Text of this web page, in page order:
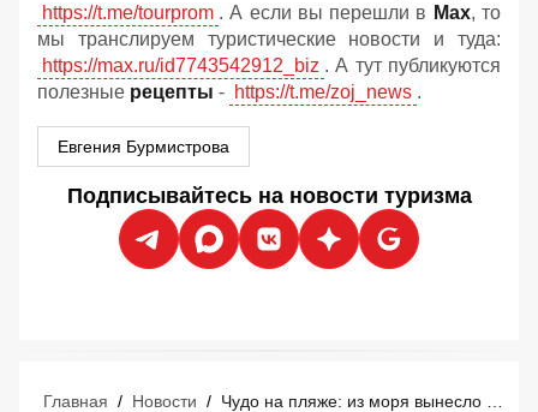
https://t.me/tourprom . А если вы перешли в Мах, то
мы транслируем туристические новости и туда:
https://max.ru/id7743542912_biz . А тут публикуются
полезные рецепты - https://t.me/zoj_news .
Евгения Бурмистрова
Подписывайтесь на новости туризма
Главная / Новости /